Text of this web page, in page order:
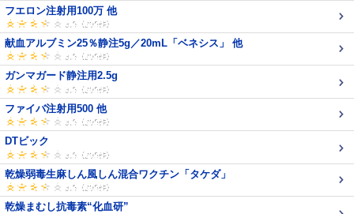
フエロン注射用100万 他
献血アルブミン25％静注5g／20mL「ベネシス」 他
ガンマガード静注用2.5g
ファイバ注射用500 他
DTビック
乾燥弱毒生麻しん風しん混合ワクチン「タケダ」
乾燥まむし抗毒素“化血研”